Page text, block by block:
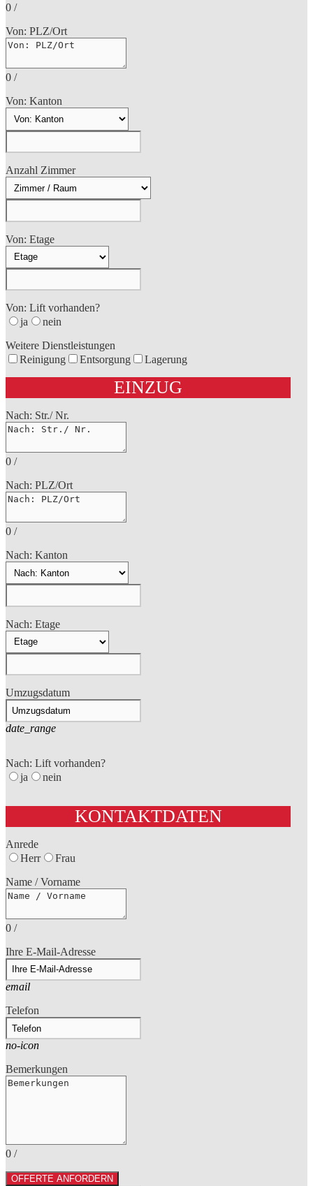
0 /
Von: PLZ/Ort
0 /
Von: Kanton
Anzahl Zimmer
Von: Etage
Von: Lift vorhanden?
ja
nein
Weitere Dienstleistungen
Reinigung
Entsorgung Lagerung
EINZUG
Nach: Str./ Nr.
0 /
Nach: PLZ/Ort
0 /
Nach: Kanton
Nach: Etage
Umzugsdatum
date_range
Nach: Lift vorhanden?
ja
nein
KONTAKTDATEN
Anrede
Herr
Frau
Name / Vorname
0 /
Ihre E-Mail-Adresse
email
Telefon
no-icon
Bemerkungen
0 /
OFFERTE ANFORDERN